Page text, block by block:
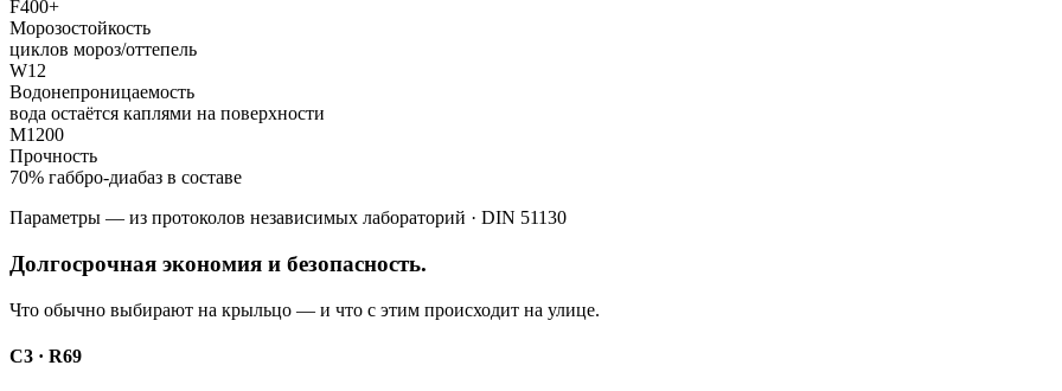
F400+
Морозостойкость
циклов мороз/оттепель
W12
Водонепроницаемость
вода остаётся каплями на поверхности
M1200
Прочность
70% габбро-диабаз в составе
Параметры — из протоколов независимых лабораторий · DIN 51130
Долгосрочная экономия и безопасность.
Что обычно выбирают на крыльцо — и что с этим происходит на улице.
С3 · R69